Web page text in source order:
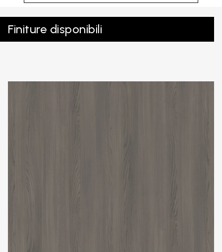
Finiture disponibili